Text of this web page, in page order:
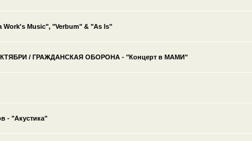
Work's Music", "Verbum" & "As Is"
/ ГРАЖДАНСКАЯ ОБОРОНА - "Концерт в МАМИ"
- "Акустика"